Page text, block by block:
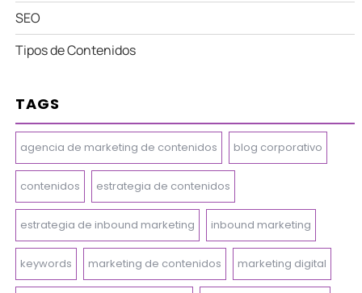
SEO
Tipos de Contenidos
TAGS
agencia de marketing de contenidos blog corporativo
contenidos estrategia de contenidos
estrategia de inbound marketing inbound marketing
keywords marketing de contenidos marketing digital